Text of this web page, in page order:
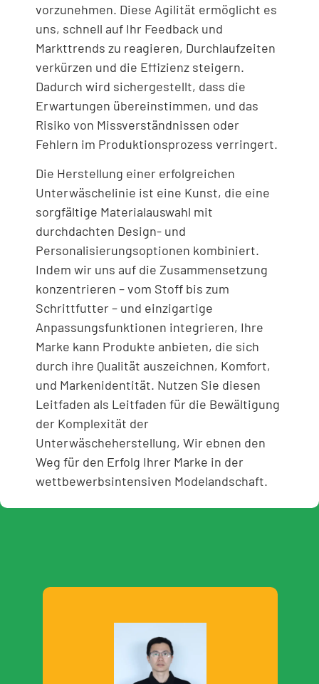
vorzunehmen. Diese Agilität ermöglicht es
uns, schnell auf Ihr Feedback und
Markttrends zu reagieren, Durchlaufzeiten
verkürzen und die Effizienz steigern.
Dadurch wird sichergestellt, dass die
Erwartungen übereinstimmen, und das
Risiko von Missverständnissen oder
Fehlern im Produktionsprozess verringert.
Die Herstellung einer erfolgreichen
Unterwäschelinie ist eine Kunst, die eine
sorgfältige Materialauswahl mit
durchdachten Design- und
Personalisierungsoptionen kombiniert.
Indem wir uns auf die Zusammensetzung
konzentrieren – vom Stoff bis zum
Schrittfutter – und einzigartige
Anpassungsfunktionen integrieren, Ihre
Marke kann Produkte anbieten, die sich
durch ihre Qualität auszeichnen, Komfort,
und Markenidentität. Nutzen Sie diesen
Leitfaden als Leitfaden für die Bewältigung
der Komplexität der
Unterwäscheherstellung, Wir ebnen den
Weg für den Erfolg Ihrer Marke in der
wettbewerbsintensiven Modelandschaft.